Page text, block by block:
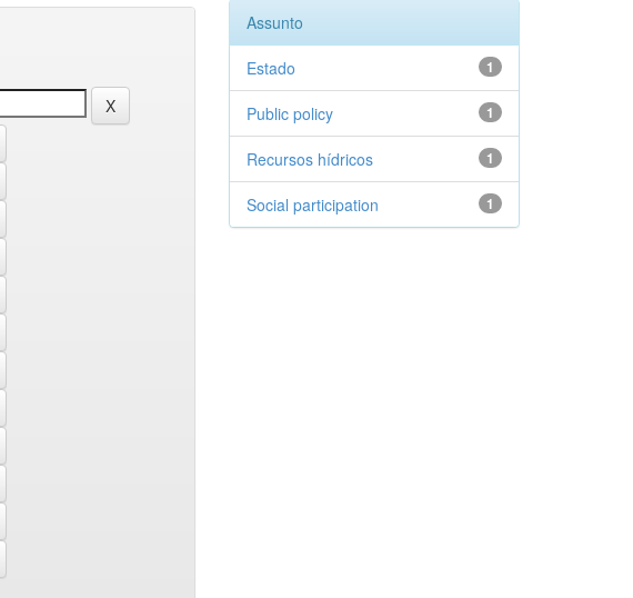
Assunto
1
Estado
1
Public policy
1
Recursos hídricos
1
Social participation